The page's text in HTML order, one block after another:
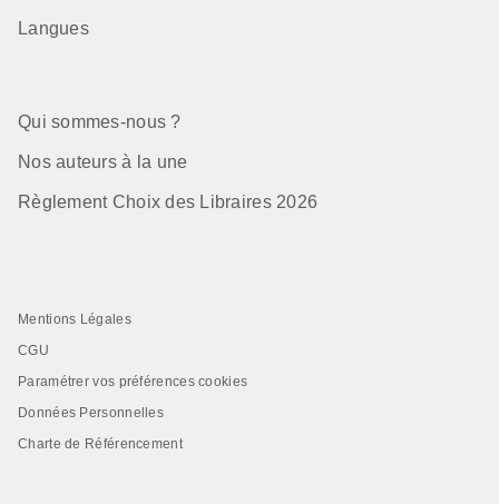
Langues
Qui sommes-nous ?
Nos auteurs à la une
Règlement Choix des Libraires 2026
Mentions Légales
CGU
Paramétrer vos préférences cookies
Données Personnelles
Charte de Référencement